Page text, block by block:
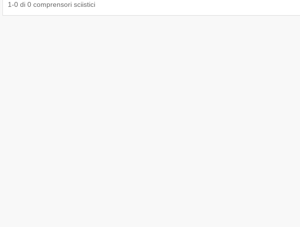
1-0 di 0 comprensori sciistici